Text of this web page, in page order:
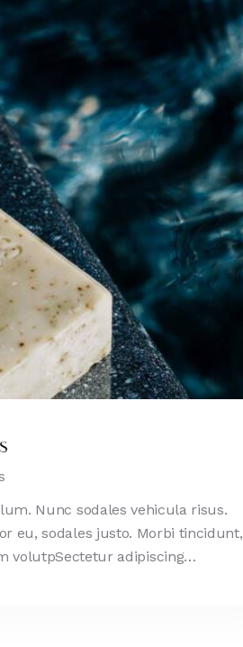
Nunc sodales vehicula risus.
eu, sodales justo. Morbi tincidunt,
volutpSectetur adipiscing…